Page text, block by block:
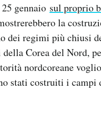
gennaio sul proprio
la
dei regimi più chiusi
Corea del Nord,
nordcoreane
stati costruiti i